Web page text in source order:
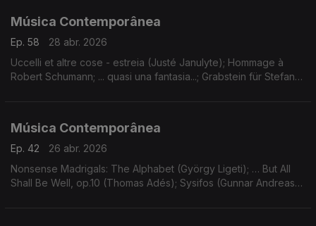
Música Contemporânea
Ep. 58
28 abr. 2026
Uccelli et altre cose - estreia (Justé Janulyte); Hommage à
Robert Schumann; ... quasi una fantasia...; Grabstein für Stefan
Música Contemporânea
Ep. 42
26 abr. 2026
Nonsense Madrigals: The Alphabet (György Ligeti); … But All
Shall Be Well, op.10 (Thomas Adés); Sysifos (Gunnar Andreas